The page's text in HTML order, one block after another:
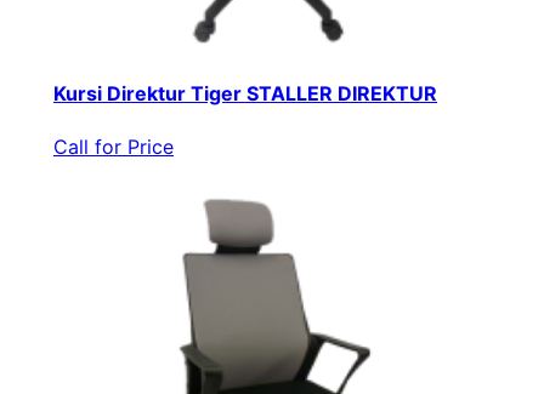
Kursi Direktur Tiger STALLER DIREKTUR
Call for Price